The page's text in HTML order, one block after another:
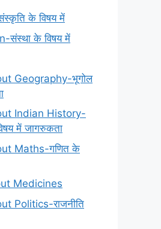
के विषय में
संस्था के विषय में
Geography-भूगोल
Indian History-
में जागरुकता
Maths-गणित के
Medicines
Politics-राजनीति